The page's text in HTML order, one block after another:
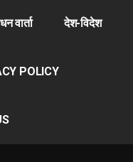
वार्ता देश-विदेश
POLICY